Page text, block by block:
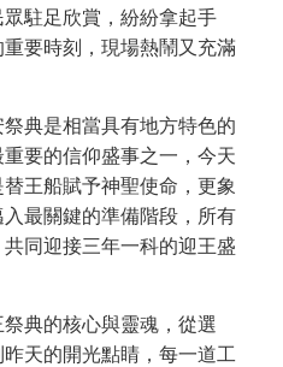
駐足欣賞，紛紛拿起手
要時刻，現場熱鬧又充滿
典是相當具有地方特色的
要的信仰盛事之一，今天
王船賦予神聖使命，更象
最關鍵的準備階段，所有
同迎接三年一科的迎王盛
典的核心與靈魂，從選
天的開光點睛，每一道工